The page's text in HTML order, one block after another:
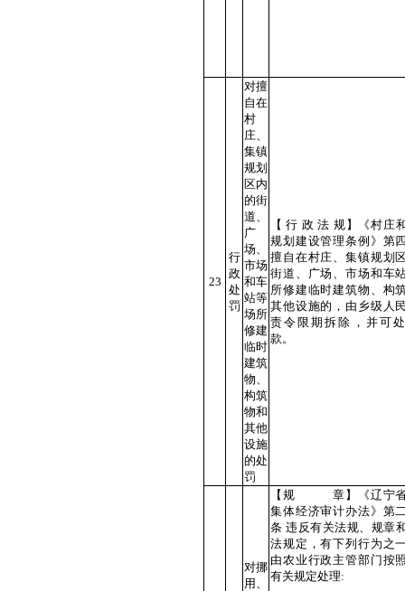
23
行
政
处
罚
对擅
自在
村
庄、
集镇
规划
区内
的街
道、
广
场、
市场
和车
站等
场所
修建
临时
建筑
物、
构筑
物和
其他
设施
的处
罚
【 行 政 法 规】《村庄
规划建设管理条例》第
擅自在村庄、集镇规划
街道、广场、市场和车
所修建临时建筑物、构
其他设施的，由乡级人
责令限期拆除，并可
款。
对挪
用、
【规 章】《辽宁省
集体经济审计办法》第
条 违反有关法规、规章
法规定，有下列行为之
由农业行政主管部门按
有关规定处理: